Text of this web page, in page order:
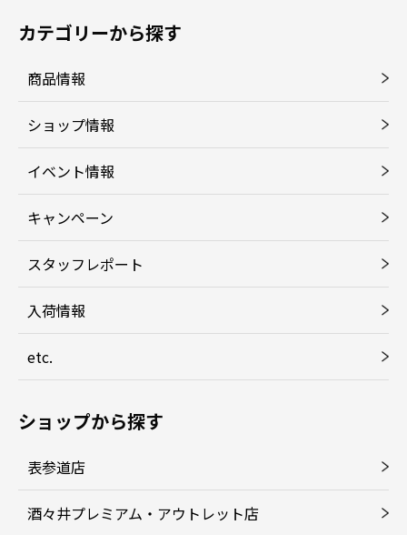
カテゴリーから探す
商品情報
ショップ情報
イベント情報
キャンペーン
スタッフレポート
入荷情報
etc.
ショップから探す
表参道店
酒々井プレミアム・アウトレット店